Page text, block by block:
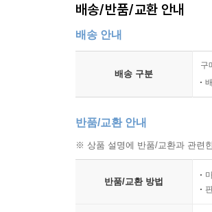
배송/반품/교환 안내
배송 안내
배송 구분
구
반품/교환 안내
※ 상품 설명에 반품/교환과 관련
반품/교환 방법